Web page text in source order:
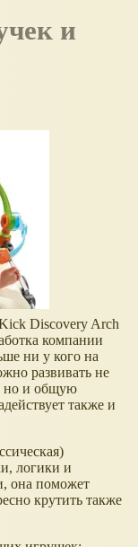
Discovery Arch
компании
ни у кого на
развивать не
но и общую
также и
логики и
она поможет
крутить также